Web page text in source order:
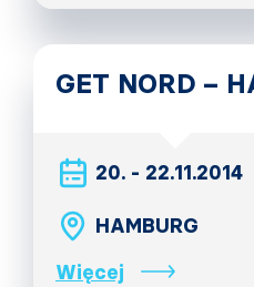
GET NORD –
20. - 22.11.2014
HAMBURG
Więcej